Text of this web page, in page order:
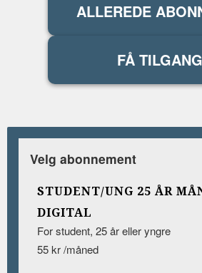
ALLEREDE
FÅ TILGANG
Velg abonnement
STUDENT/UNG 25 ÅR
DIGITAL
For student, 25 år eller yngre
55 kr /måned